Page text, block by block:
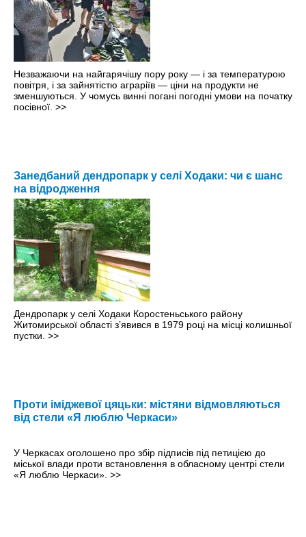
Незважаючи на найгарячішу пору року — і за температурою
повітря, і за зайнятістю аграріїв — ціни на продукти не
зменшуються. У чомусь винні погані погодні умови на початку
посівної. >>
Занедбаний дендропарк у селі Ходаки: чи є шанс
на відродження
Дендропарк у селі Ходаки Коростеньського району
Житомирської області з’явився в 1979 році на місці колишньої
пустки. >>
Проти іміджевої цяцьки: містяни відмовляються
від стели «Я люблю Черкаси»
У Черкасах оголошено про збір підписів під петицією до
міської влади проти встановлення в обласному центрі стели
«Я люблю Черкаси». >>